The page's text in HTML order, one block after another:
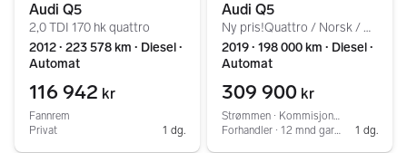
Audi Q5
2,0 TDI 170 hk quattro
2012 ∙ 223 578 km ∙ Diesel ∙
Automat
116 942 kr
Fannrem
Privat
1 dg.
Audi Q5
Ny pris!Quattro / Norsk / Skinn / Krok / R.kamera /
2019 ∙ 198 000 km ∙ Diesel ∙
Automat
309 900 kr
Strømmen ∙ Kommisjonsbil.no
Forhandler ∙ 12 mnd garanti ∙ Service
1 dg.